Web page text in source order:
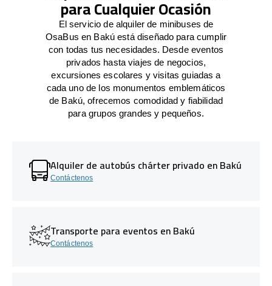
para Cualquier Ocasión
El servicio de alquiler de minibuses de
OsaBus en Bakú está diseñado para cumplir
con todas tus necesidades. Desde eventos
privados hasta viajes de negocios,
excursiones escolares y visitas guiadas a
cada uno de los monumentos emblemáticos
de Bakú, ofrecemos comodidad y fiabilidad
para grupos grandes y pequeños.
Alquiler de autobús chárter privado en Bakú
Contáctenos
Transporte para eventos en Bakú
Contáctenos